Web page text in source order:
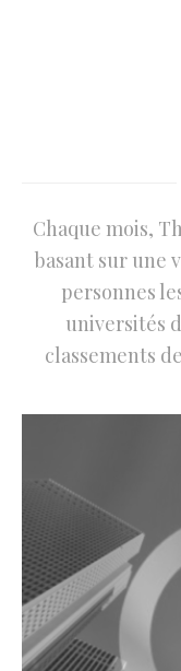
Chaque mois,
basant sur une
personnes
universités
classements